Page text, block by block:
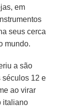
em
seus cerca
mundo.
a são
séculos 12 e
ao virar
italiano